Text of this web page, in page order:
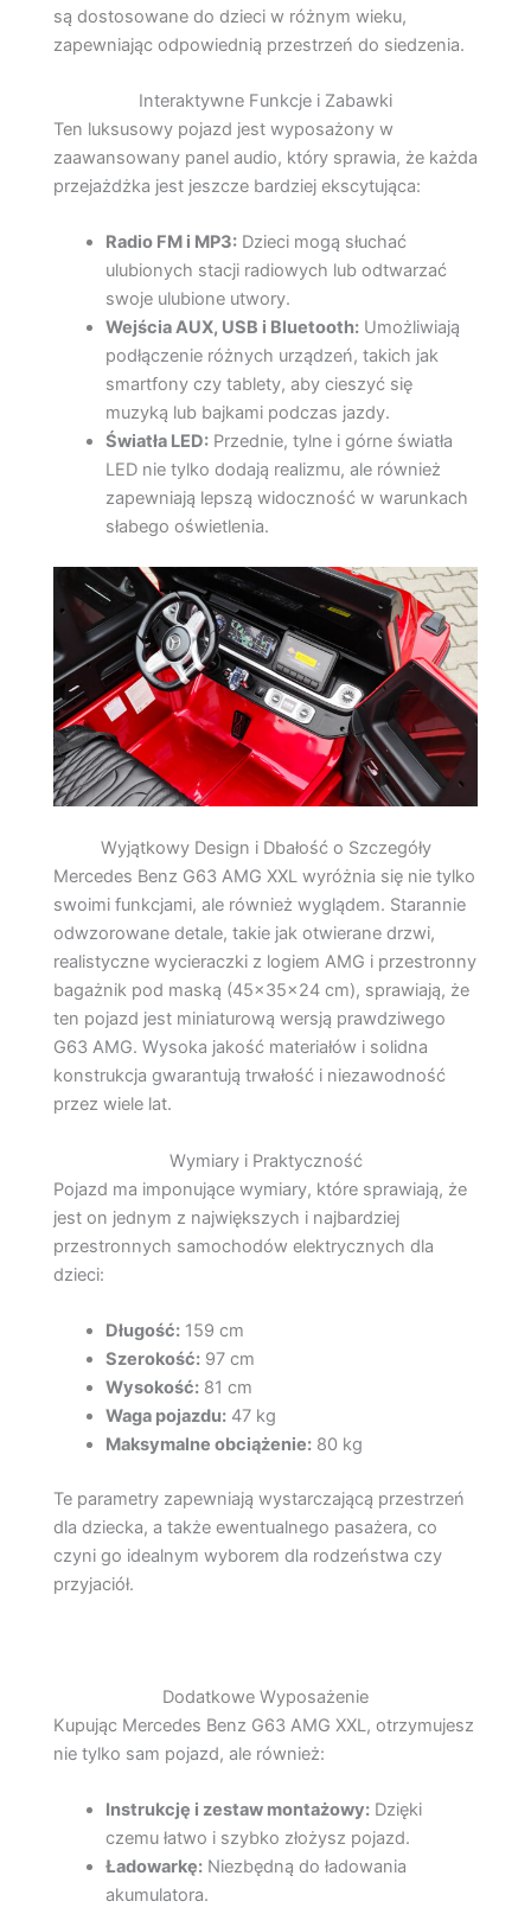
są dostosowane do dzieci w różnym wieku,
zapewniając odpowiednią przestrzeń do siedzenia.
Interaktywne Funkcje i Zabawki
Ten luksusowy pojazd jest wyposażony w
zaawansowany panel audio, który sprawia, że każda
przejażdżka jest jeszcze bardziej ekscytująca:
Radio FM i MP3:Dzieci mogą słuchać
ulubionych stacji radiowych lub odtwarzać
swoje ulubione utwory.
Wejścia AUX, USB i Bluetooth:Umożliwiają
podłączenie różnych urządzeń, takich jak
smartfony czy tablety, aby cieszyć się
muzyką lub bajkami podczas jazdy.
Światła LED:Przednie, tylne i górne światła
LED nie tylko dodają realizmu, ale również
zapewniają lepszą widoczność w warunkach
słabego oświetlenia.
Wyjątkowy Design i Dbałość o Szczegóły
Mercedes Benz G63 AMG XXL wyróżnia się nie tylko
swoimi funkcjami, ale również wyglądem. Starannie
odwzorowane detale, takie jak otwierane drzwi,
realistyczne wycieraczki z logiem AMG i przestronny
bagażnik pod maską (45x35x24 cm), sprawiają, że
ten pojazd jest miniaturową wersją prawdziwego
G63 AMG. Wysoka jakość materiałów i solidna
konstrukcja gwarantują trwałość i niezawodność
przez wiele lat.
Wymiary i Praktyczność
Pojazd ma imponujące wymiary, które sprawiają, że
jest on jednym z największych i najbardziej
przestronnych samochodów elektrycznych dla
dzieci:
Długość:159 cm
Szerokość:97 cm
Wysokość:81 cm
Waga pojazdu:47 kg
Maksymalne obciążenie:80 kg
Te parametry zapewniają wystarczającą przestrzeń
dla dziecka, a także ewentualnego pasażera, co
czyni go idealnym wyborem dla rodzeństwa czy
przyjaciół.
Dodatkowe Wyposażenie
Kupując Mercedes Benz G63 AMG XXL, otrzymujesz
nie tylko sam pojazd, ale również:
Instrukcję i zestaw montażowy:Dzięki
czemu łatwo i szybko złożysz pojazd.
Ładowarkę:Niezbędną do ładowania
akumulatora.